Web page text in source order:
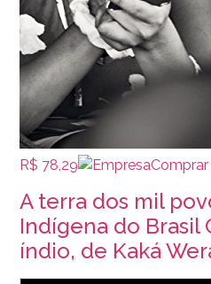
R$ 78,29 Comprar
A terra dos mil
Indígena do Brasil
índio, de Kaká